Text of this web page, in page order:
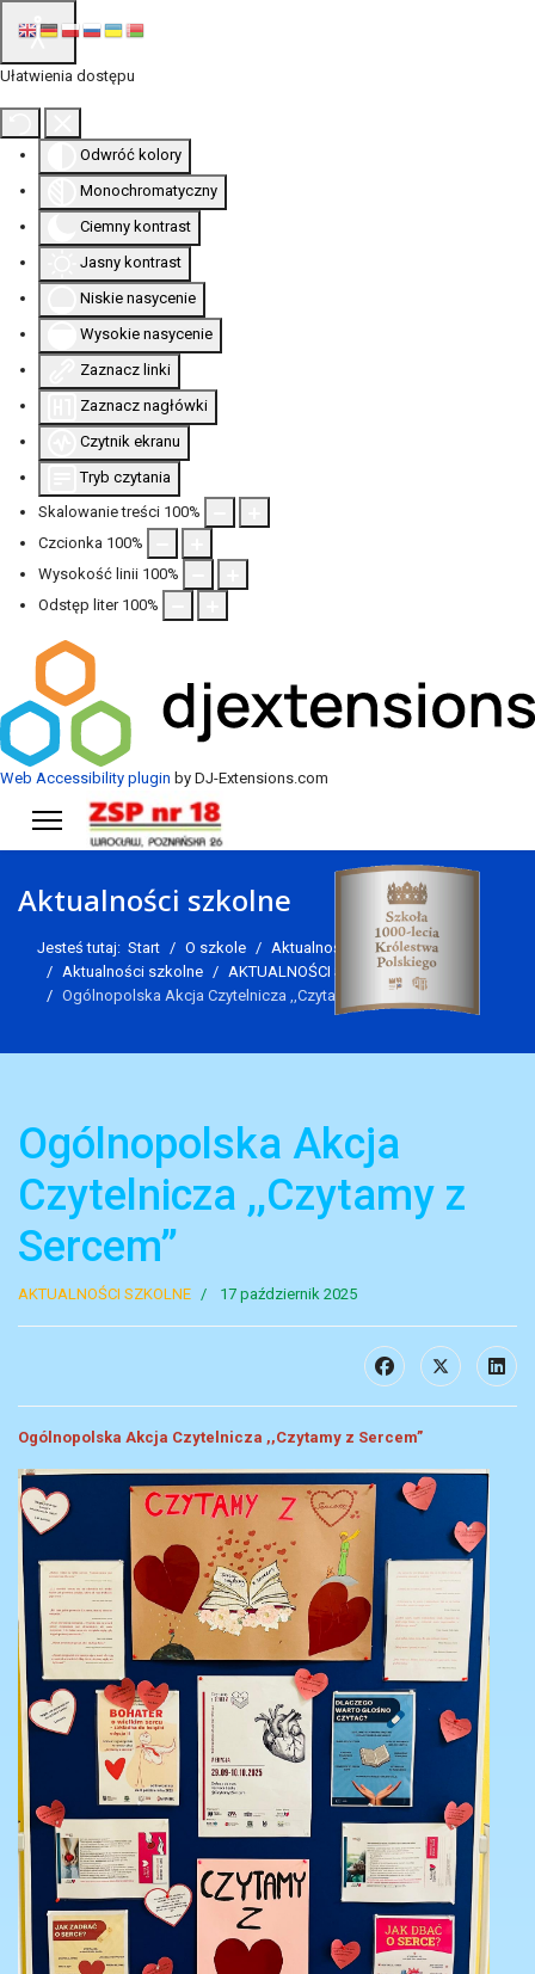
Ułatwienia dostępu
Odwróć kolory
Monochromatyczny
Ciemny kontrast
Jasny kontrast
Niskie nasycenie
Wysokie nasycenie
Zaznacz linki
Zaznacz nagłówki
Czytnik ekranu
Tryb czytania
Skalowanie treści 100%
Czcionka 100%
Wysokość linii 100%
Odstęp liter 100%
Web Accessibility plugin by DJ-Extensions.com
Aktualności szkolne
Jesteś tutaj: Start O szkole
Aktualności
Aktualności szkolne
AKTUALNOŚCI SZKOLNE
Ogólnopolska Akcja Czytelnicza ,,Czytamy z Sercem”
Ogólnopolska Akcja
Czytelnicza ,,Czytamy z
Sercem”
AKTUALNOŚCI SZKOLNE 17 październik 2025
Ogólnopolska Akcja Czytelnicza ,,Czytamy z Sercem”